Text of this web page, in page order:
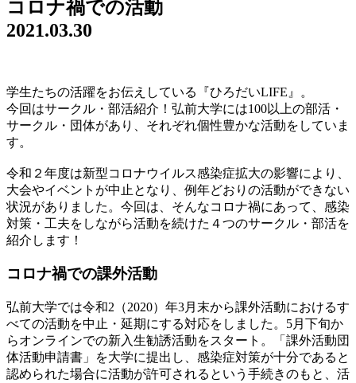
コロナ禍での活動
2021.03.30
学生たちの活躍をお伝えしている『ひろだいLIFE』。
今回はサークル・部活紹介！弘前大学には100以上の部活・
サークル・団体があり、それぞれ個性豊かな活動をしていま
す。
令和２年度は新型コロナウイルス感染症拡大の影響により、
大会やイベントが中止となり、例年どおりの活動ができない
状況がありました。今回は、そんなコロナ禍にあって、感染
対策・工夫をしながら活動を続けた４つのサークル・部活を
紹介します！
コロナ禍での課外活動
弘前大学では令和2（2020）年3月末から課外活動におけるす
べての活動を中止・延期にする対応をしました。5月下旬か
らオンラインでの新入生勧誘活動をスタート。「課外活動団
体活動申請書」を大学に提出し、感染症対策が十分であると
認められた場合に活動が許可されるという手続きのもと、活